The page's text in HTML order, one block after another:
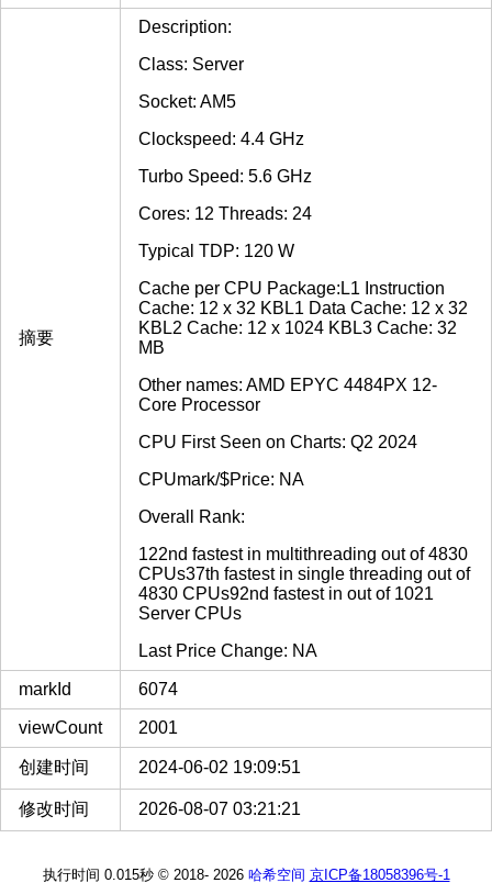
摘要
Description:
Class: Server
Socket: AM5
Clockspeed: 4.4 GHz
Turbo Speed: 5.6 GHz
Cores: 12 Threads: 24
Typical TDP: 120 W
Cache per CPU Package:L1 Instruction
Cache: 12 x 32 KBL1 Data Cache: 12 x 32
KBL2 Cache: 12 x 1024 KBL3 Cache: 32
MB
Other names: AMD EPYC 4484PX 12-
Core Processor
CPU First Seen on Charts: Q2 2024
CPUmark/$Price: NA
Overall Rank:
122nd fastest in multithreading out of 4830
CPUs37th fastest in single threading out of
4830 CPUs92nd fastest in out of 1021
Server CPUs
Last Price Change: NA
markId 6074
viewCount 2001
创建时间 2024-06-02 19:09:51
修改时间 2026-08-07 03:21:21
执行时间 0.015秒 © 2018- 2026 哈希空间 京ICP备18058396号-1